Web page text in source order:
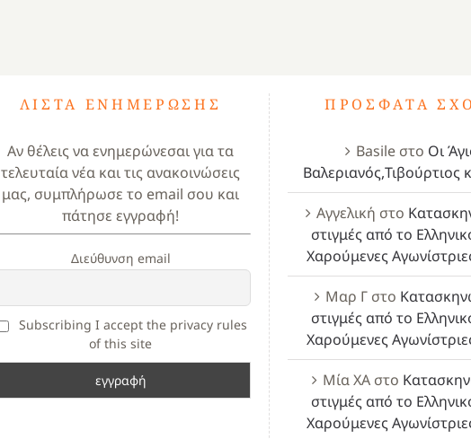
ΛΊΣΤΑ ΕΝΗΜΈΡΩΣΗΣ
Αν θέλεις να ενημερώνεσαι για τα
τελευταία νέα και τις ανακοινώσεις
μας, συμπλήρωσε το email σου και
πάτησε εγγραφή!
Διεύθυνση email
Subscribing I accept the privacy rules
of this site
ΠΡΌΣΦΑΤΑ
Basileστο Οι
Βαλεριανός,Τιβούρτιος
Αγγελική στο
στιγμές από το
Χαρούμενες
Μαρ Γστο
στιγμές από το
Χαρούμενες
Μία ΧΑστο
στιγμές από το
Χαρούμενες